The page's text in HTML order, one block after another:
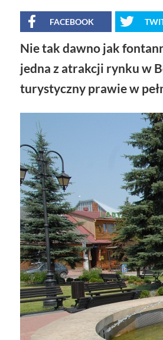
FACEBOOK
Nie tak dawno jak
jedna z atrakcji rynku w
turystyczny prawie w